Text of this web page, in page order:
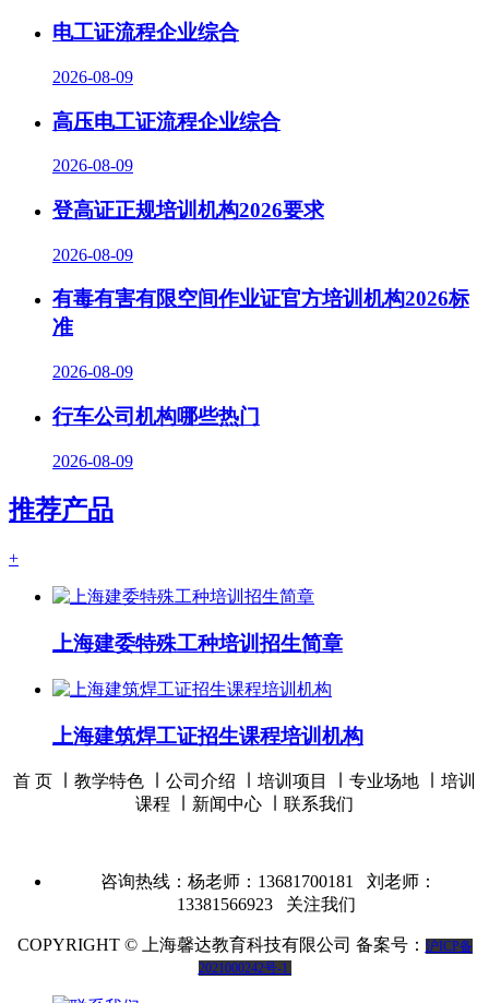
电工证流程企业综合
2026-08-09
高压电工证流程企业综合
2026-08-09
登高证正规培训机构2026要求
2026-08-09
有毒有害有限空间作业证官方培训机构2026标
准
2026-08-09
行车公司机构哪些热门
2026-08-09
推荐产品
+
上海建委特殊工种培训招生简章
上海建筑焊工证招生课程培训机构
首 页 ∣ 教学特色 公司介绍 培训项目 专业场地
培训
课程
新闻中心 联系我们
咨询热线：杨老师：13681700181 刘老师：
13381566923
关注我们
COPYRIGHT © 上海馨达教育科技有限公司 备案号： 沪ICP备
2021000242号-1